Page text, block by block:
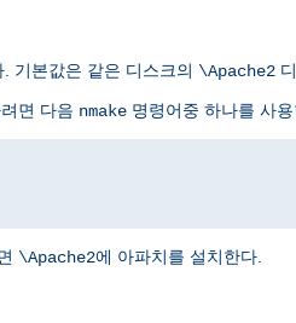
기본값은 같은 디스크의 \Apache2
면 다음 nmake 명령어중 하나를 사
\Apache2에 아파치를 설치한다.